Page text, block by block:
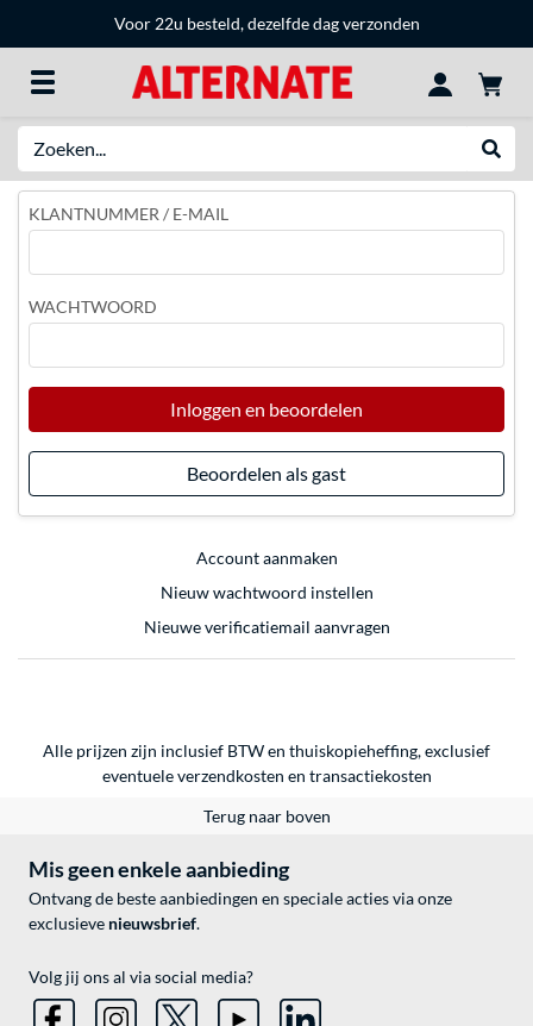
Voor 22u besteld, dezelfde dag verzonden
KLANTNUMMER / E-MAIL
WACHTWOORD
Inloggen en beoordelen
Beoordelen als gast
Account aanmaken
Nieuw wachtwoord instellen
Nieuwe verificatiemail aanvragen
Alle prijzen zijn inclusief BTW en thuiskopieheffing, exclusief
eventueleverzendkosten en transactiekosten
Terug naar boven
Mis geen enkele aanbieding
Ontvang de beste aanbiedingen en speciale acties via onze
exclusieve nieuwsbrief.
Volg jij ons al via social media?